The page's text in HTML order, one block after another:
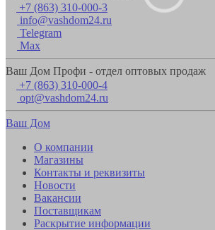
+7 (863) 310-000-3
info@vashdom24.ru
Telegram
Max
Ваш Дом Профи - отдел оптовых продаж
+7 (863) 310-000-4
opt@vashdom24.ru
Ваш Дом
О компании
Магазины
Контакты и реквизиты
Новости
Вакансии
Поставщикам
Раскрытие информации